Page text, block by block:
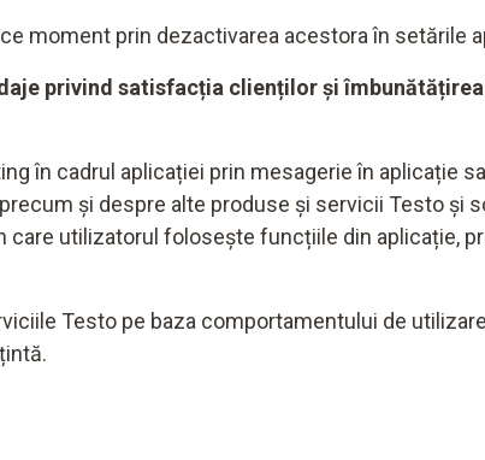
moment prin dezactivarea acestora în setările
privind satisfacția clienților și
în cadrul aplicației prin mesagerie în aplicație
și despre alte produse și servicii Testo și
utilizatorul folosește funcțiile din aplicație,
Testo pe baza comportamentului de